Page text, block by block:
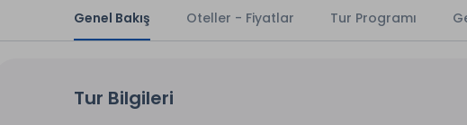
Genel Bakış Oteller - Fiyatlar Tur Programı
Tur Bilgileri